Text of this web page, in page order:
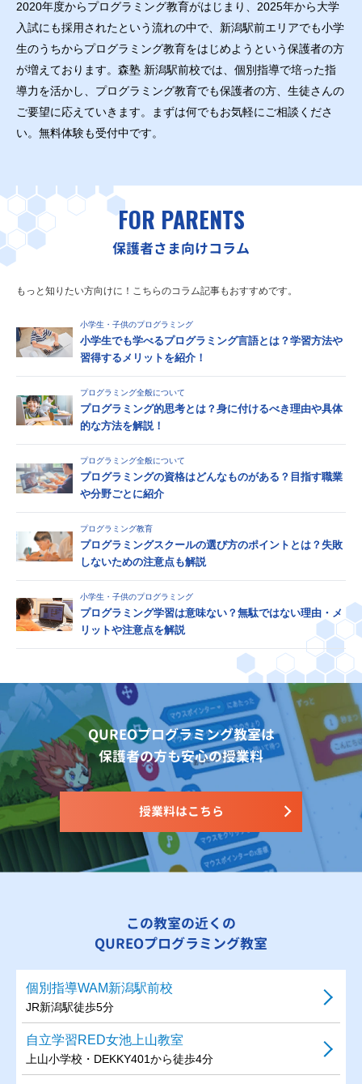
2020年度からプログラミング教育がはじまり、2025年から大学
入試にも採用されたという流れの中で、新潟駅前エリアでも小学
生のうちからプログラミング教育をはじめようという保護者の方
が増えております。森塾 新潟駅前校では、個別指導で培った指
導力を活かし、プログラミング教育でも保護者の方、生徒さんの
ご要望に応えていきます。まずは何でもお気軽にご相談くださ
い。無料体験も受付中です。
FOR PARENTS
保護者さま向けコラム
もっと知りたい方向けに！こちらのコラム記事もおすすめです。
小学生・子供のプログラミング
小学生でも学べるプログラミング言語とは？学習方法や
習得するメリットを紹介！
プログラミング全般について
プログラミング的思考とは？身に付けるべき理由や具体
的な方法を解説！
プログラミング全般について
プログラミングの資格はどんなものがある？目指す職業
や分野ごとに紹介
プログラミング教育
プログラミングスクールの選び方のポイントとは？失敗
しないための注意点も解説
小学生・子供のプログラミング
プログラミング学習は意味ない？無駄ではない理由・メ
リットや注意点を解説
QUREOプログラミング教室は
保護者の方も安心の授業料
授業料はこちら
この教室の近くの
QUREOプログラミング教室
個別指導WAM新潟駅前校
JR新潟駅徒歩5分
自立学習RED女池上山教室
上山小学校・DEKKY401から徒歩4分